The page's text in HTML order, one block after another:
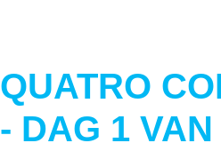
QUATRO
- DAG 1 VAN